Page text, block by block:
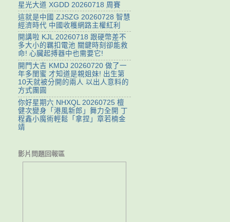
星光大道 XGDD 20260718 周賽
這就是中國 ZJSZG 20260728 智慧
經濟時代 中國收穫網路主權紅利
開講啦 KJL 20260718 跟硬幣差不
多大小的羈扣電池 關鍵時刻卻能救
命! 心臟起搏器中也需要它!
開門大吉 KMDJ 20260720 做了一
年多閨蜜 才知道是親姐妹! 出生第
10天就被分開的兩人 以出人意料的
方式團圓
你好星期六 NHXQL 20260725 檀
健次變身「港風新郎」舞力全開 丁
程鑫小魔術輕鬆「拿捏」章若楠金
靖
影片問題回報區